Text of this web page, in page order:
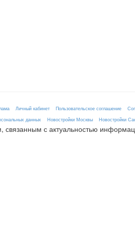
Личный кабинет Пользовательское соглашение
данных
Новостройки Москвы Новостройки
связанным с актуальностью